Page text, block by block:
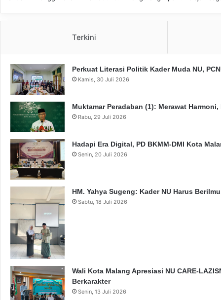
Terkini
Perkuat Literasi Politik Kader Muda NU,
Kamis, 30 Juli 2026
Muktamar Peradaban (1): Merawat
Rabu, 29 Juli 2026
Hadapi Era Digital, PD BKMM-DMI Kota
Senin, 20 Juli 2026
HM. Yahya Sugeng: Kader NU Harus
Sabtu, 18 Juli 2026
Wali Kota Malang Apresiasi NU CARE-
Berkarakter
Senin, 13 Juli 2026